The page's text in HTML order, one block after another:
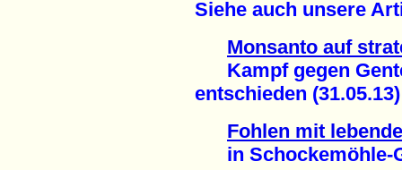
Siehe auch unsere
Monsanto auf
Kampf gegen
entschieden (31.05.13)
Fohlen mit
in Schockemöhle-